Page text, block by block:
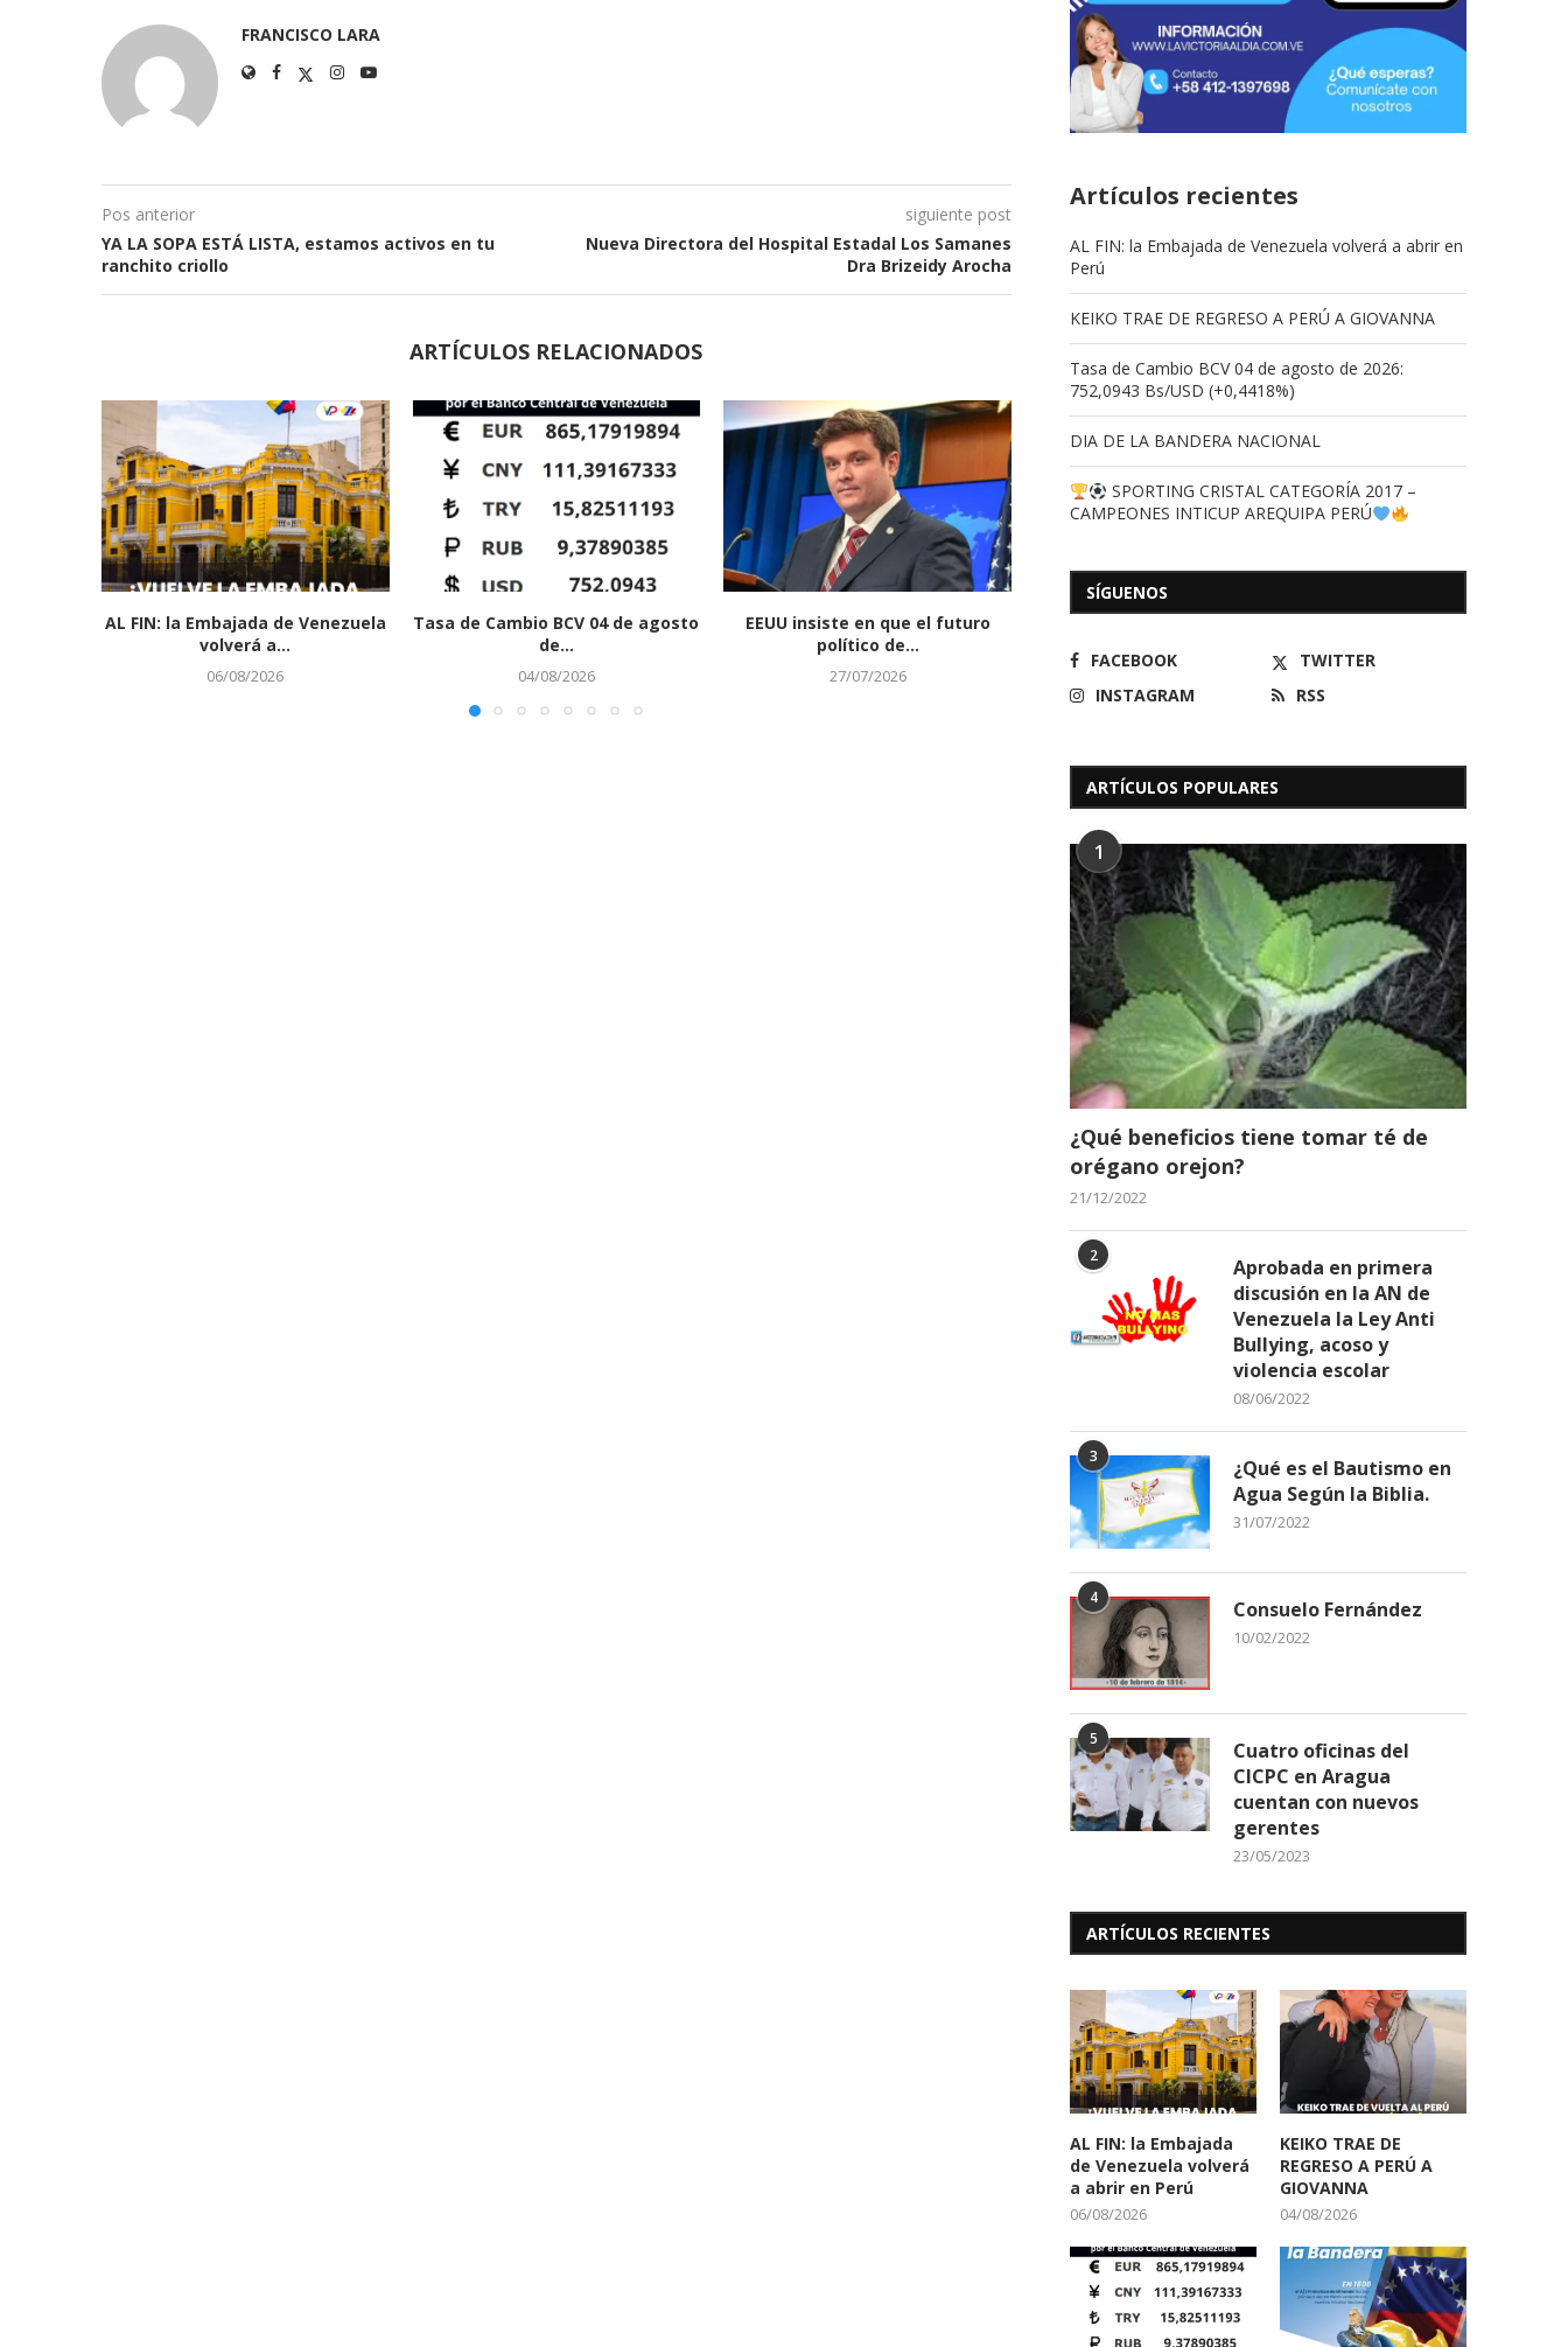
FRANCISCO LARA
Pos anterior
YA LA SOPA ESTÁ LISTA, estamos activos en tu
ranchito criollo
siguiente post
Nueva Directora del Hospital Estadal Los Samanes
Dra Brizeidy Arocha
ARTÍCULOS RELACIONADOS
AL FIN: la Embajada de Venezuela
volverá a...
06/08/2026
Tasa de Cambio BCV 04 de agosto
de...
04/08/2026
EEUU insiste en que el futuro
político de...
27/07/2026
Artículos recientes
AL FIN: la Embajada de Venezuela volverá a abrir en
Perú
KEIKO TRAE DE REGRESO A PERÚ A GIOVANNA
Tasa de Cambio BCV 04 de agosto de 2026:
752,0943 Bs/USD (+0,4418%)
DIA DE LA BANDERA NACIONAL
SPORTING CRISTAL CATEGORÍA 2017 –
CAMPEONES INTICUP AREQUIPA PERÚ
SÍGUENOS
FACEBOOK
TWITTER
INSTAGRAM
RSS
ARTÍCULOS POPULARES
1
¿Qué beneficios tiene tomar té de
orégano orejon?
21/12/2022
2
Aprobada en primera
discusión en la AN de
Venezuela la Ley Anti
Bullying, acoso y
violencia escolar
08/06/2022
3
¿Qué es el Bautismo en
Agua Según la Biblia.
31/07/2022
4 Consuelo Fernández
10/02/2022
5
Cuatro oficinas del
CICPC en Aragua
cuentan con nuevos
gerentes
23/05/2023
ARTÍCULOS RECIENTES
AL FIN: la Embajada
de Venezuela volverá
a abrir en Perú
06/08/2026
KEIKO TRAE DE
REGRESO A PERÚ A
GIOVANNA
04/08/2026